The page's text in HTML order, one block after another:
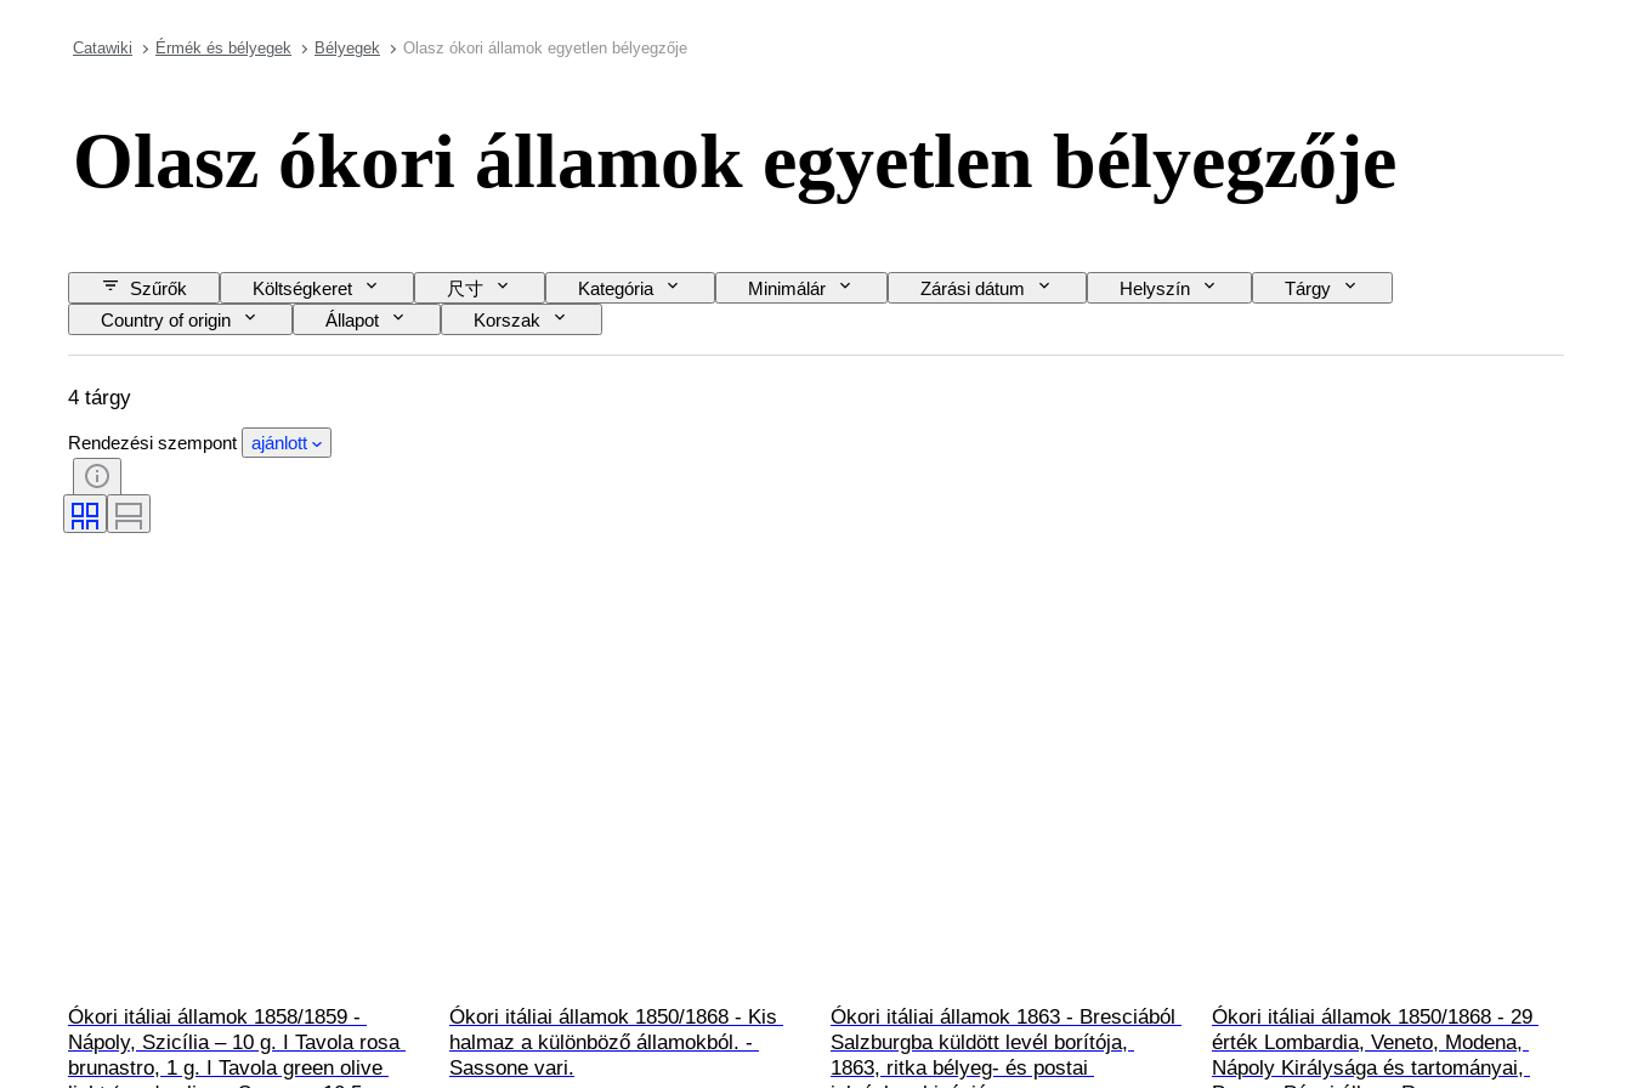
Catawiki Érmék és bélyegek Bélyegek Olasz ókori államok egyetlen bélyegzője
Olasz ókori államok egyetlen bélyegzője
Szűrők Költségkeret 尺寸 Kategória Minimálár Zárási dátum Helyszín
Tárgy
Country of origin
Állapot Korszak
4 tárgy
Rendezési szempont ajánlott
Ókori itáliai államok 1858/1859 -
Nápoly, Szicília – 10 g. I Tavola rosa
brunastro, 1 g. I Tavola green olive
Ókori itáliai államok 1850/1868 - Kis
halmaz a különböző államokból. -
Sassone vari.
Ókori itáliai államok 1863 - Bresciából
Salzburgba küldött levél borítója,
1863, ritka bélyeg- és postai
Ókori itáliai államok 1850/1868 - 29
érték Lombardia, Veneto, Modena,
Nápoly Királysága és tartományai,